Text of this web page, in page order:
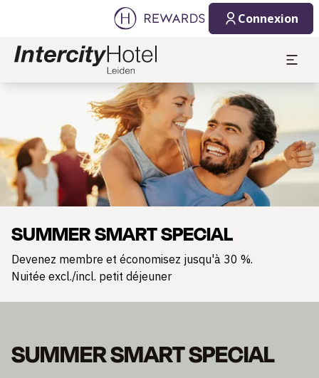
Connexion
SUMMER SMART SPECIAL
Devenez membre et économisez jusqu'à 30 %.
Nuitée excl./incl. petit déjeuner
SUMMER SMART SPECIAL